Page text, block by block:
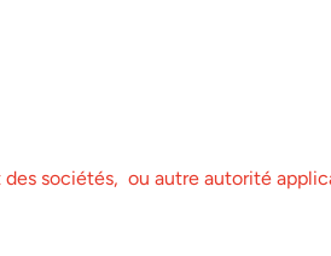
sociétés, ou autre autorité